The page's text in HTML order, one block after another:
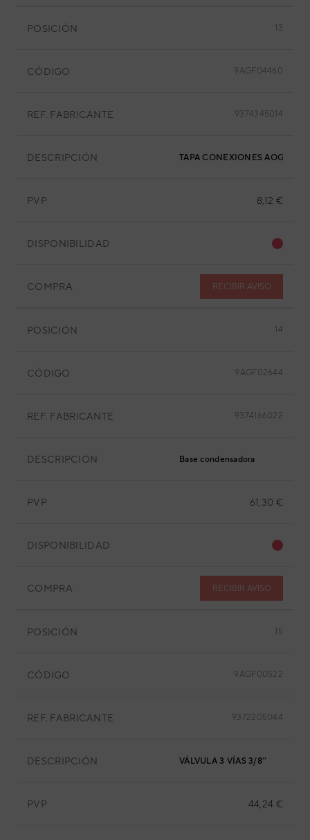
POSICIÓN 13
CÓDIGO 9AGF04460
REF. FABRICANTE 9374345014
DESCRIPCIÓN TAPA CONEXIONES
PVP 8,12 €
DISPONIBILIDAD
COMPRA RECIBIR AVISO
POSICIÓN 14
CÓDIGO 9AGF02644
REF. FABRICANTE 9374166022
DESCRIPCIÓN Base condensadora
PVP 61,30 €
DISPONIBILIDAD
COMPRA RECIBIR AVISO
POSICIÓN 15
CÓDIGO 9AGF00522
REF. FABRICANTE 9372205044
DESCRIPCIÓN VÁLVULA 3 VÍAS 3/8''
PVP 44,24 €